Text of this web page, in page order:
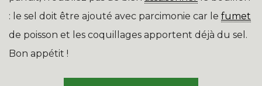
: le sel doit être ajouté avec parcimonie car le fumet
de poisson et les coquillages apportent déjà du sel.
Bon appétit !